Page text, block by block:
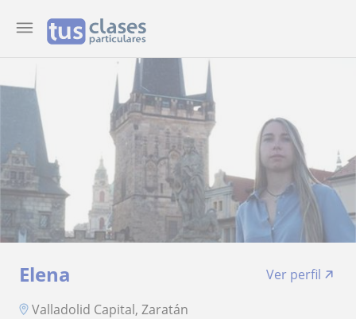
Elena
Ver perfil
Valladolid Capital, Zaratán